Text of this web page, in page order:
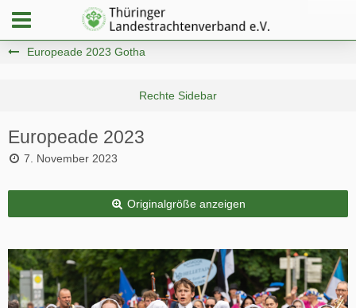
Europeade 2023 Gotha
Europeade 2023
7. November 2023
Originalgröße anzeigen